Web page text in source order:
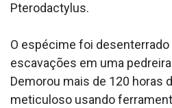
Pterodactylus.
O espécime foi
escavações em uma
Demorou mais de 120 horas
meticuloso usando